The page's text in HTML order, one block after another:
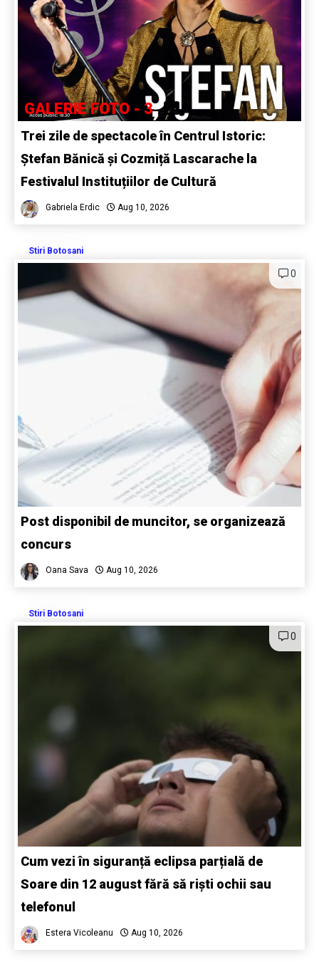
GALERIE FOTO - 3
Trei zile de spectacole în Centrul Istoric:
Ștefan Bănică și Cozmiță Lascarache la
Festivalul Instituțiilor de Cultură
Gabriela Erdic Aug 10, 2026
Stiri Botosani
0
Post disponibil de muncitor, se organizează
concurs
Oana Sava Aug 10, 2026
Stiri Botosani
0
Cum vezi în siguranță eclipsa parțială de
Soare din 12 august fără să riști ochii sau
telefonul
Estera Vicoleanu Aug 10, 2026